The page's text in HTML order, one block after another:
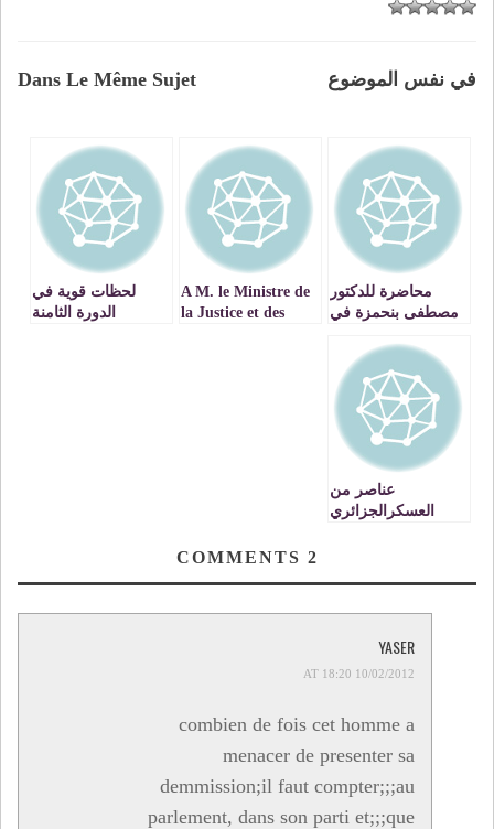
Dans Le Même Sujet في نفس الموضوع
محاضرة للدكتور
مصطفى بنحمزة في
العلمي VIDEOS
A M. le Ministre de
la Justice et des
لحظات قوية في
الدورة الثامنة
عناصر من
العسكرالجزائري
2
YASER
10/02/2012 AT 18:20
combien de fois cet homme a
menacer de presenter sa
demmission;il faut compter;;;au
parlement, dans son parti et;;;que